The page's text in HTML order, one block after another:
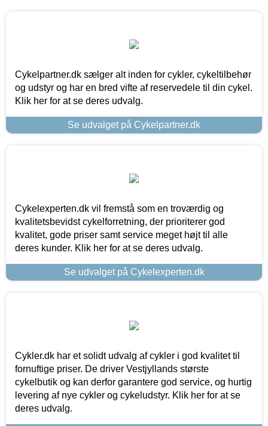
Cykelpartner.dk sælger alt inden for cykler, cykeltilbehør
og udstyr og har en bred vifte af reservedele til din cykel.
Klik her for at se deres udvalg.
Se udvalget på Cykelpartner.dk
Cykelexperten.dk vil fremstå som en troværdig og
kvalitetsbevidst cykelforretning, der prioriterer god
kvalitet, gode priser samt service meget højt til alle
deres kunder. Klik her for at se deres udvalg.
Se udvalget på Cykelexperten.dk
Cykler.dk har et solidt udvalg af cykler i god kvalitet til
fornuftige priser. De driver Vestjyllands største
cykelbutik og kan derfor garantere god service, og hurtig
levering af nye cykler og cykeludstyr. Klik her for at se
deres udvalg.